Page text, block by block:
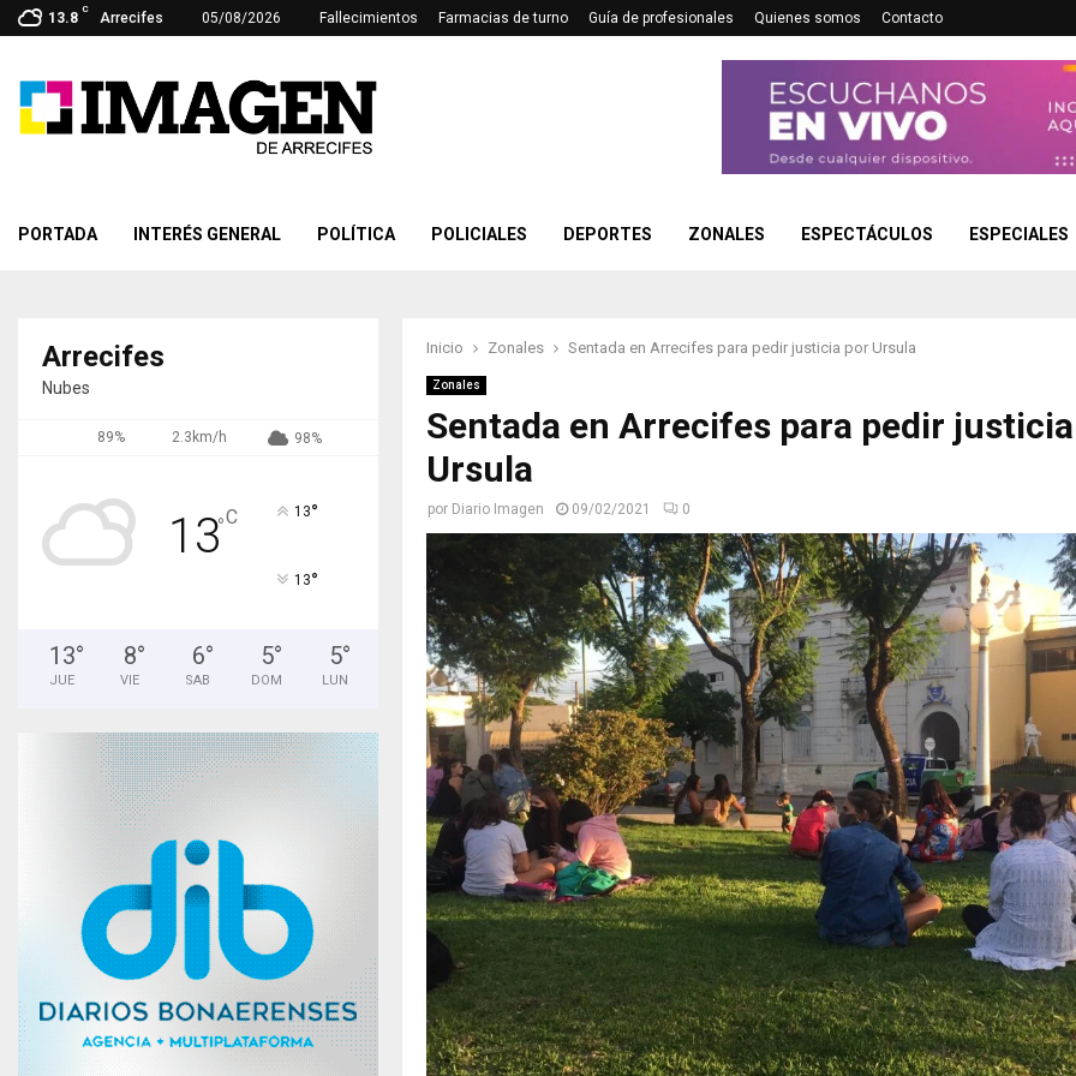
13.8
C
Arrecifes 05/08/2026 Fallecimientos Farmacias de turno Guía de profesionales Quienes somos Contacto
PORTADA INTERÉS GENERAL POLÍTICA POLICIALES DEPORTES ZONALES ESPECTÁCULOS ESPECIALES
Inicio Zonales Sentada en Arrecifes para pedir justicia por Ursula
Zonales
Sentada en Arrecifes para pedir
Ursula
por Diario Imagen 09/02/2021 0
Arrecifes
Nubes
89% 2.3km/h 98%
13°C 13°
13°
13°
JUE
8°
VIE
6°
SAB
5°
DOM
5°
LUN